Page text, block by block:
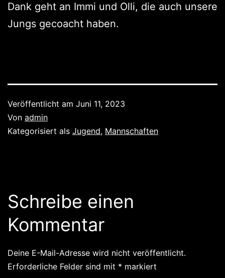
Dank geht an Immi und Olli, die auch unsere
Jungs gecoacht haben.
Veröffentlicht am Juni 11, 2023
Von admin
Kategorisiert als Jugend, Mannschaften
Schreibe einen
Kommentar
Deine E-Mail-Adresse wird nicht veröffentlicht.
Erforderliche Felder sind mit * markiert